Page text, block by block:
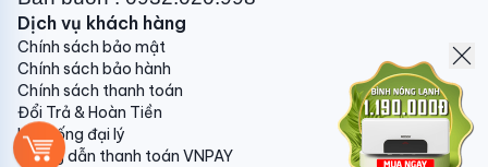
vượt trội. Hơn nữa, Gas R32 còn thân thiện với môi
trường, không làm ảnh hưởng đến tầng Ozone. Chính
vì vậy mà hầu hết tất cả các thương hiệu điều hòa
đang chuyển dần sang sử dụng Gas R32 thay cho các
loại Gas cũ.
Dịch vụ khách hàng
Chính sách bảo mật
Chính sách bảo hành
Chính sách thanh toán
Đổi Trả & Hoàn Tiền
Hệ thống đại lý
Hướng dẫn thanh toán VNPAY